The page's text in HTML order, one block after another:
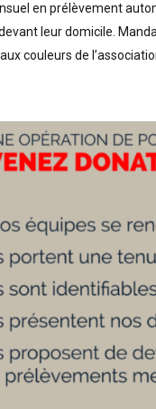
en prélèvement
leur domicile.
couleurs de